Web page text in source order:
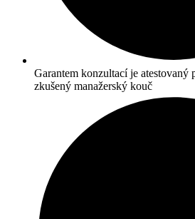
Garantem konzultací je atestovaný
zkušený manažerský kouč